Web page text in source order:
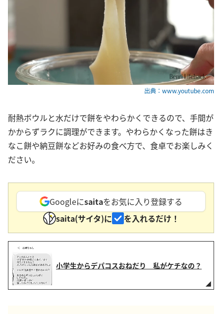
出典：www.youtube.com
耐熱ボウルと水だけで餅をやわらかくできるので、手間が
かからずラクに調理ができます。やわらかくなった餅はき
なこ餅や納豆餅などお好みの食べ方で、食卓でお楽しみく
ださい。
Googleにsaitaをお気に入り登録する
saita(サイタ)に
を入れるだけ！
小学生からデパコスおねだり 私がケチなの？